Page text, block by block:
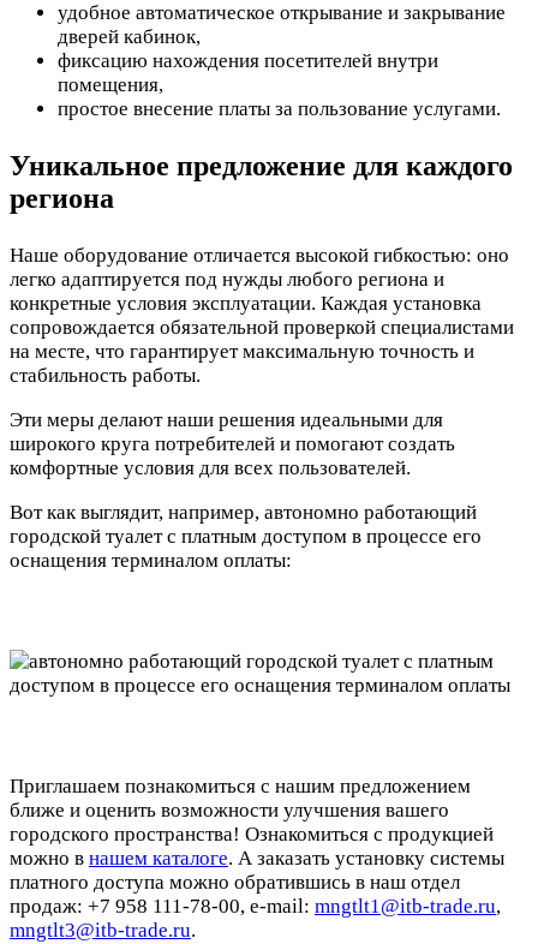
удобное автоматическое открывание и закрывание
дверей кабинок,
фиксацию нахождения посетителей внутри
помещения,
простое внесение платы за пользование услугами.
Уникальное предложение для каждого
региона
Наше оборудование отличается высокой гибкостью: оно
легко адаптируется под нужды любого региона и
конкретные условия эксплуатации. Каждая установка
сопровождается обязательной проверкой специалистами
на месте, что гарантирует максимальную точность и
стабильность работы.
Эти меры делают наши решения идеальными для
широкого круга потребителей и помогают создать
комфортные условия для всех пользователей.
Вот как выглядит, например, автономно работающий
городской туалет с платным доступом в процессе его
оснащения терминалом оплаты:
Приглашаем познакомиться с нашим предложением
ближе и оценить возможности улучшения вашего
городского пространства! Ознакомиться с продукцией
можно в нашем каталоге. А заказать установку системы
платного доступа можно обратившись в наш отдел
продаж: +7 958 111-78-00, e-mail: mngtlt1@itb-trade.ru,
mngtlt3@itb-trade.ru.